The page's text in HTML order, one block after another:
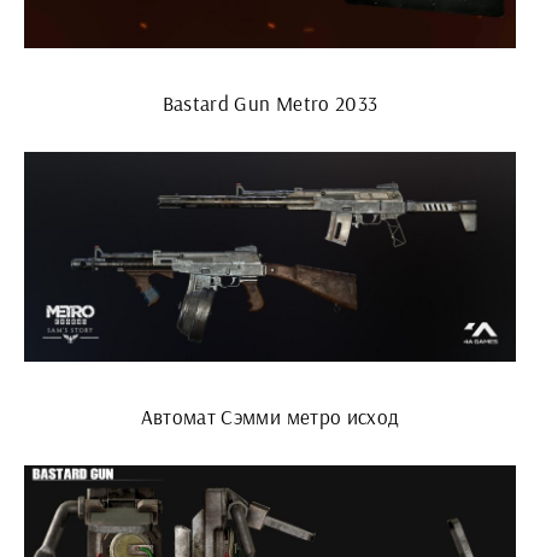
Bastard Gun Metro 2033
Автомат Сэмми метро исход